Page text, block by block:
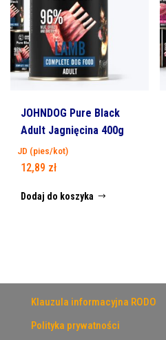
JOHNDOG Pure Black
Adult Jagnięcina 400g
JD (pies/kot)
12,89 zł
Dodaj do koszyka
Klauzula informacyjna RODO
Polityka prywatności